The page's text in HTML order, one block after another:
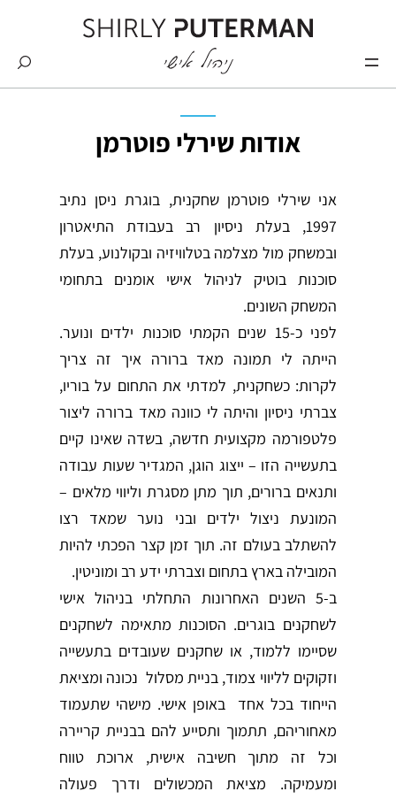
content
Shirly
אודות שירלי פוטרמן
אני שירלי פוטרמן שחקנית, בוגרת ניסן נתיב
1997, בעלת ניסיון רב בעבודת התיאטרון
ובמשחק מול מצלמה בטלוויזיה ובקולנוע, בעלת
סוכנות בוטיק לניהול אישי אומנים בתחומי
המשחק השונים.
לפני כ-15 שנים הקמתי סוכנות ילדים ונוער.
הייתה לי תמונה מאד ברורה איך זה צריך
לקרות: כשחקנית, למדתי את התחום על בוריו,
צברתי ניסיון והיתה לי כוונה מאד ברורה ליצור
פלטפורמה מקצועית חדשה, בשדה שאינו קיים
בתעשייה הזו – ייצוג הוגן, המגדיר שעות עבודה
ותנאים ברורים, תוך מתן מסגרת וליווי מלאים –
המונעת ניצול ילדים ובני נוער שמאד רצו
להשתלב בעולם זה. תוך זמן קצר הפכתי להיות
המובילה בארץ בתחום וצברתי ידע רב ומוניטין.
ב-5 השנים האחרונות התחלתי בניהול אישי
לשחקנים בוגרים. הסוכנות מתאימה לשחקנים
שסיימו ללמוד, או שחקנים שעובדים בתעשייה
וזקוקים לליווי צמוד, בניית מסלול נכונה ומציאת
הייחוד בכל אחד באופן אישי. מישהי שתעמוד
מאחוריהם, תתמוך ותסייע להם בבניית קריירה
וכל זה מתוך חשיבה אישית, ארוכת טווח
ומעמיקה. מציאת המכשולים ודרך פעולה